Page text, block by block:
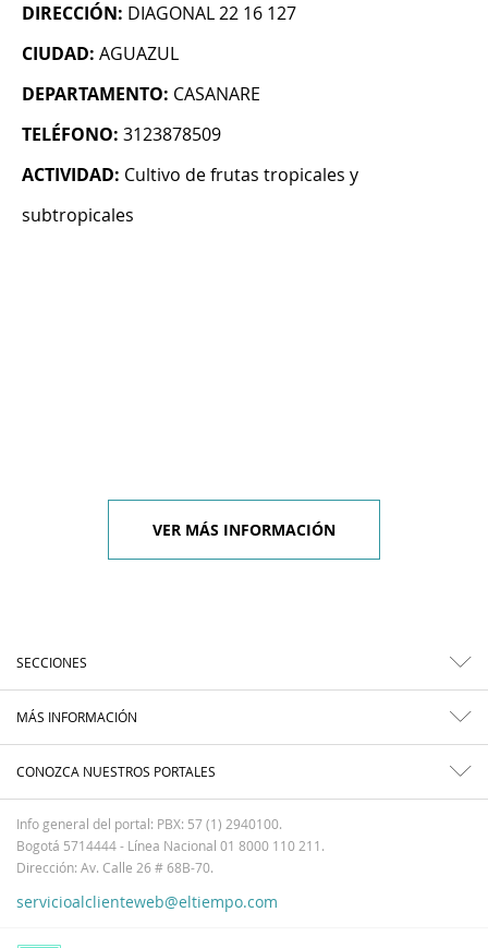
DIRECCIÓN: DIAGONAL 22 16 127
CIUDAD: AGUAZUL
DEPARTAMENTO: CASANARE
TELÉFONO: 3123878509
ACTIVIDAD: Cultivo de frutas tropicales y
subtropicales
VER MÁS INFORMACIÓN
SECCIONES
MÁS INFORMACIÓN
CONOZCA NUESTROS PORTALES
Info general del portal: PBX: 57 (1) 2940100.
Bogotá 5714444 - Línea Nacional 01 8000 110 211.
Dirección: Av. Calle 26 # 68B-70.
servicioalclienteweb@eltiempo.com